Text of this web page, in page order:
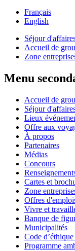
Français
English
Séjour
Accueil de
Zone
Menu
Accueil de
Séjour
Lieux
Offre aux
À propos
Partenaires
Médias
Concours
Cartes et
Zone
Offres
Vivre et
Banque de
Municipalités
Code
Programme